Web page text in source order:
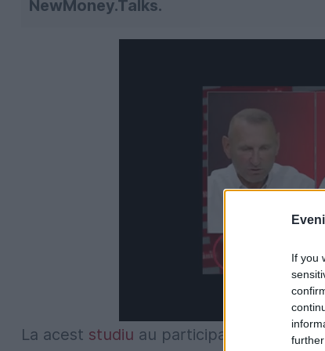
If you
NewMoney.Talks.
La acest studiu au participat 1000 de